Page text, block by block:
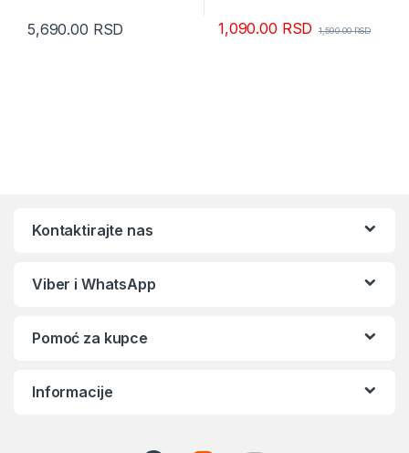
5,690.00 RSD 1,090.00 RSD 1,590.00RSD
Kontaktirajte nas
Viber i WhatsApp
Pomoć za kupce
Informacije